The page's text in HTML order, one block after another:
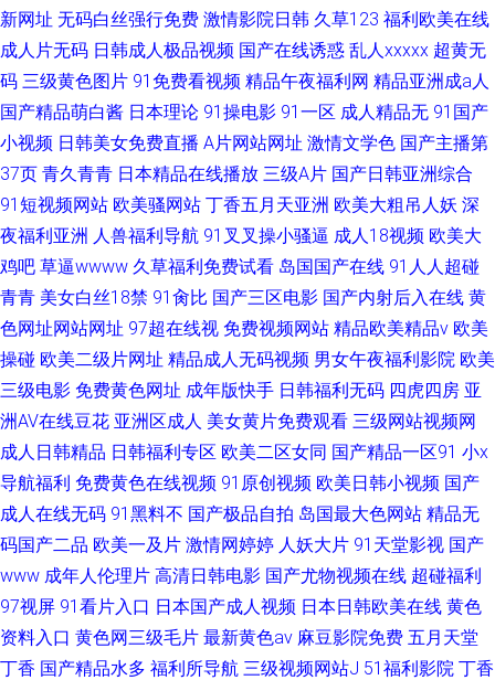
新网址 无码白丝强行免费 激情影院日韩 久草123 福利欧美在线
成人片无码 日韩成人极品视频 国产在线诱惑 乱人xxxxx 超黄无
码 三级黄色图片 91免费看视频 精品午夜福利网 精品亚洲成a人
国产精品萌白酱 日本理论 91操电影 91一区 成人精品无 91国产
小视频 日韩美女免费直播 A片网站网址 激情文学色 国产主播第
37页 青久青青 日本精品在线播放 三级A片 国产日韩亚洲综合
91短视频网站 欧美骚网站 丁香五月天亚洲 欧美大粗吊人妖 深
夜福利亚洲 人兽福利导航 91叉叉操小骚逼 成人18视频 欧美大
鸡吧 草逼wwww 久草福利免费试看 岛国国产在线 91人人超碰
青青 美女白丝18禁 91肏比 国产三区电影 国产内射后入在线 黄
色网址网站网址 97超在线视 免费视频网站 精品欧美精品v 欧美
操碰 欧美二级片网址 精品成人无码视频 男女午夜福利影院 欧美
三级电影 免费黄色网址 成年版快手 日韩福利无码 四虎四房 亚
洲AV在线豆花 亚洲区成人 美女黄片免费观看 三级网站视频网
成人日韩精品 日韩福利专区 欧美二区女同 国产精品一区91 小x
导航福利 免费黄色在线视频 91原创视频 欧美日韩小视频 国产
成人在线无码 91黑料不 国产极品自拍 岛国最大色网站 精品无
码国产二品 欧美一及片 激情网婷婷 人妖大片 91天堂影视 国产
www 成年人伦理片 高清日韩电影 国产尤物视频在线 超碰福利
97视屏 91看片入口 日本国产成人视频 日本日韩欧美在线 黄色
资料入口 黄色网三级毛片 最新黄色av 麻豆影院免费 五月天堂
丁香 国产精品水多 福利所导航 三级视频网站J 51福利影院 丁香